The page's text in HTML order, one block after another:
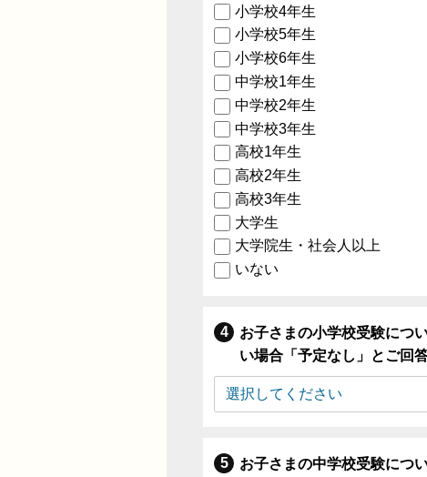
小学校4年生
小学校5年生
小学校6年生
中学校1年生
中学校2年生
中学校3年生
高校1年生
高校2年生
高校3年生
大学生
大学院生・社会人以上
いない
お子さまの小学校受験につ
い場合「予定なし」とご回
お子さまの中学校受験につ